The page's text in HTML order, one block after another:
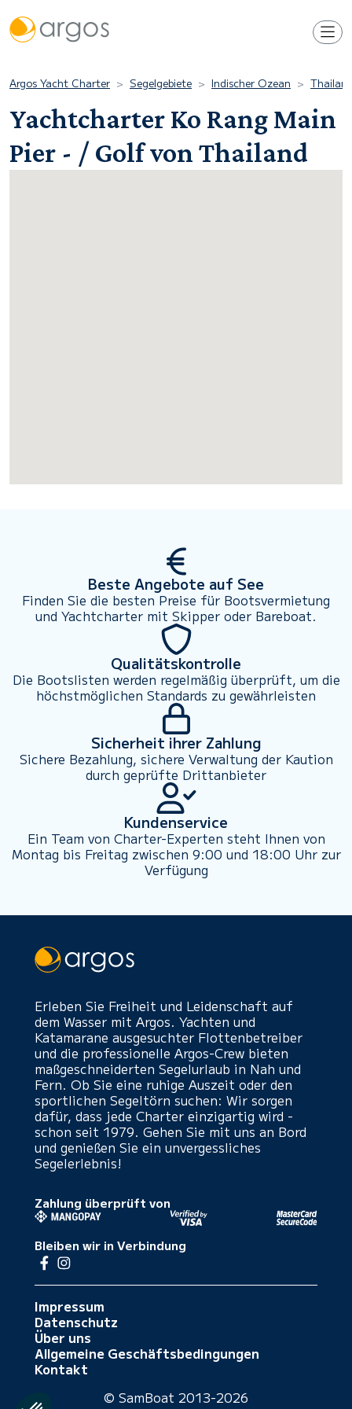
Argos Yacht Charter Segelgebiete Indischer Ozean
Yachtcharter Ko Rang Main
Pier - / Golf von Thailand
Beste Angebote auf See
Finden Sie die besten Preise für Bootsvermietung
und Yachtcharter mit Skipper oder Bareboat.
Qualitätskontrolle
Die Bootslisten werden regelmäßig überprüft, um die
höchstmöglichen Standards zu gewährleisten
Sicherheit ihrer Zahlung
Sichere Bezahlung, sichere Verwaltung der Kaution
durch geprüfte Drittanbieter
Kundenservice
Ein Team von Charter-Experten steht Ihnen von
Montag bis Freitag zwischen 9:00 und 18:00 Uhr zur
Verfügung
Erleben Sie Freiheit und Leidenschaft auf
dem Wasser mit Argos. Yachten und
Katamarane ausgesuchter Flottenbetreiber
und die professionelle Argos-Crew bieten
maßgeschneiderten Segelurlaub in Nah und
Fern. Ob Sie eine ruhige Auszeit oder den
sportlichen Segeltörn suchen: Wir sorgen
dafür, dass jede Charter einzigartig wird -
schon seit 1979. Gehen Sie mit uns an Bord
und genießen Sie ein unvergessliches
Segelerlebnis!
Zahlung überprüft von
Bleiben wir in Verbindung
Impressum
Datenschutz
Über uns
Allgemeine Geschäftsbedingungen
Kontakt
© SamBoat 2013-2026